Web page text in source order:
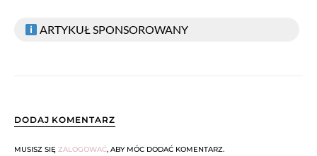
ARTYKUŁ SPONSOROWANY
DODAJ KOMENTARZ
MUSISZ SIĘ ZALOGOWAĆ, ABY MÓC DODAĆ KOMENTARZ.